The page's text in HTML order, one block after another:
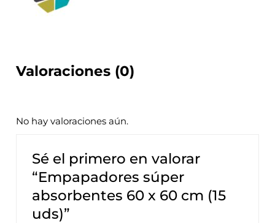
Valoraciones (0)
No hay valoraciones aún.
Sé el primero en valorar
“Empapadores súper
absorbentes 60 x 60 cm (15
uds)”